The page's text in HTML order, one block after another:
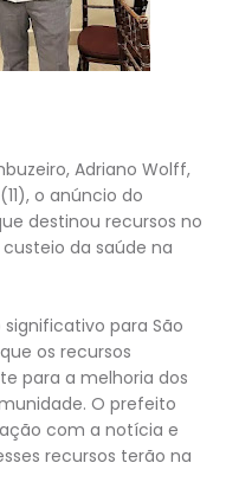
Adriano Wolff,
o anúncio do
destinou recursos no
da saúde na
para São
os recursos
para a melhoria dos
O prefeito
com a notícia e
recursos terão na